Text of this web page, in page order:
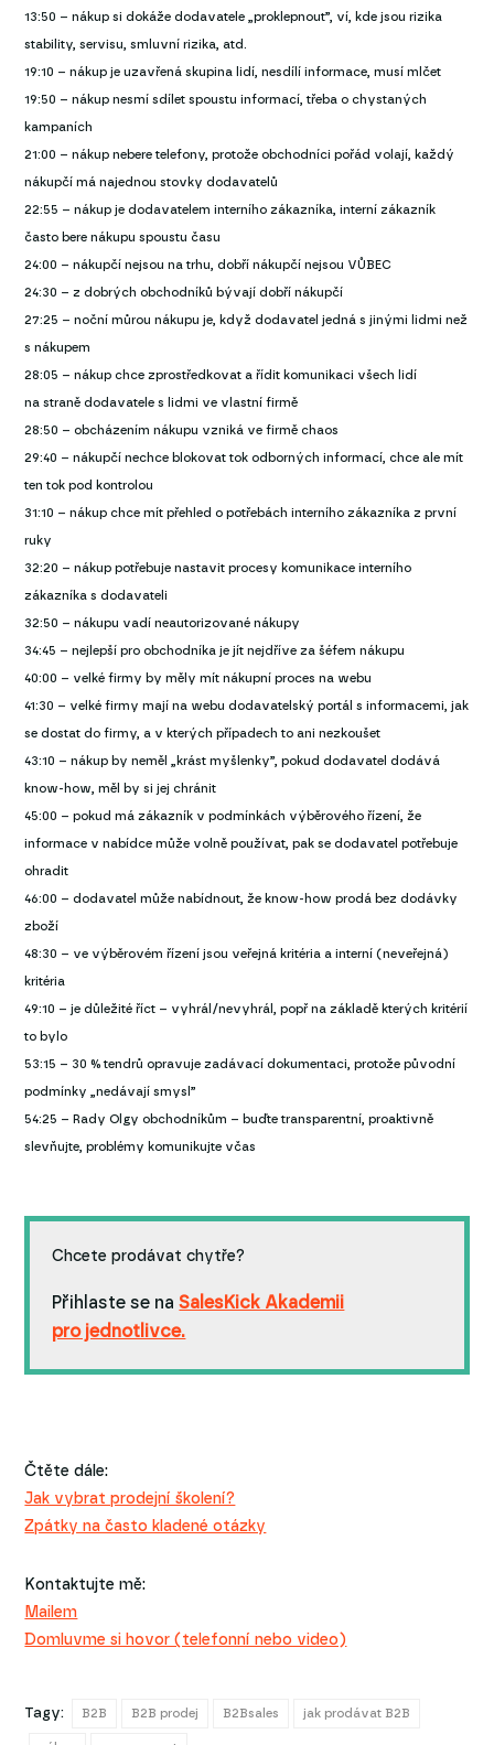
13:50 – nákup si dokáže dodavatele „proklepnout”, ví, kde jsou rizika
stability, servisu, smluvní rizika, atd.
19:10 – nákup je uzavřená skupina lidí, nesdílí informace, musí mlčet
19:50 – nákup nesmí sdílet spoustu informací, třeba o chystaných
kampaních
21:00 – nákup nebere telefony, protože obchodníci pořád volají, každý
nákupčí má najednou stovky dodavatelů
22:55 – nákup je dodavatelem interního zákazníka, interní zákazník
často bere nákupu spoustu času
24:00 – nákupčí nejsou na trhu, dobří nákupčí nejsou VŮBEC
24:30 – z dobrých obchodníků bývají dobří nákupčí
27:25 – noční můrou nákupu je, když dodavatel jedná s jinými lidmi než
s nákupem
28:05 – nákup chce zprostředkovat a řídit komunikaci všech lidí
na straně dodavatele s lidmi ve vlastní firmě
28:50 – obcházením nákupu vzniká ve firmě chaos
29:40 – nákupčí nechce blokovat tok odborných informací, chce ale mít
ten tok pod kontrolou
31:10 – nákup chce mít přehled o potřebách interního zákazníka z první
ruky
32:20 – nákup potřebuje nastavit procesy komunikace interního
zákazníka s dodavateli
32:50 – nákupu vadí neautorizované nákupy
34:45 – nejlepší pro obchodníka je jít nejdříve za šéfem nákupu
40:00 – velké firmy by měly mít nákupní proces na webu
41:30 – velké firmy mají na webu dodavatelský portál s informacemi, jak
se dostat do firmy, a v kterých případech to ani nezkoušet
43:10 – nákup by neměl „krást myšlenky”, pokud dodavatel dodává
know-how, měl by si jej chránit
45:00 – pokud má zákazník v podmínkách výběrového řízení, že
informace v nabídce může volně používat, pak se dodavatel potřebuje
ohradit
46:00 – dodavatel může nabídnout, že know-how prodá bez dodávky
zboží
48:30 – ve výběrovém řízení jsou veřejná kritéria a interní (neveřejná)
kritéria
49:10 – je důležité říct – vyhrál/nevyhrál, popř na základě kterých kritérií
to bylo
53:15 – 30 % tendrů opravuje zadávací dokumentaci, protože původní
podmínky „nedávají smysl”
54:25 – Rady Olgy obchodníkům – buďte transparentní, proaktivně
slevňujte, problémy komunikujte včas
Chcete prodávat chytře?
Přihlaste se na SalesKick Akademii
pro jednotlivce.
Čtěte dále:
Jak vybrat prodejní školení?
Zpátky na často kladené otázky
Kontaktujte mě:
Mailem
Domluvme si hovor (telefonní nebo video)
Tagy: B2B B2B prodej B2Bsales jak prodávat B2B